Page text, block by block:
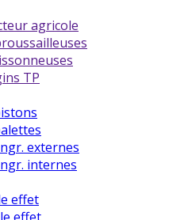
agricole
TP
externes
internes
effet